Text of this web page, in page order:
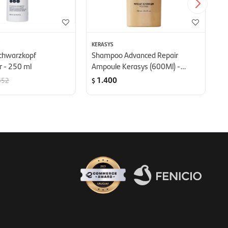
- 250 ml
KERASYS
Shampoo Advanced Repair
Ampoule Kerasys (600Ml) -
Nutrición Profunda, Brillo Y
$ 1.400